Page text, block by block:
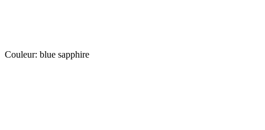
Couleur: blue sapphire